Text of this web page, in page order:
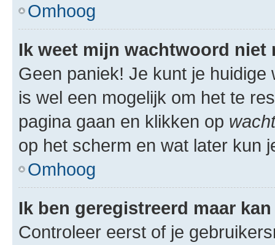
Omhoog
Ik weet mijn wachtwoord niet
Geen paniek! Je kunt je
is wel een mogelijk om het te
pagina gaan en klikken op
op het scherm en wat later kun
Omhoog
Ik ben geregistreerd maar
Controleer eerst of je